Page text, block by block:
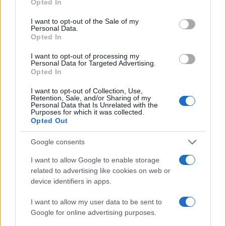
use your data for below specified purposes in below Google
consent section.
Opted In
I want to opt-out of the Sale of my
Personal Data.
Opted In
I want to opt-out of processing my
Personal Data for Targeted Advertising.
Opted In
I want to opt-out of Collection, Use,
Retention, Sale, and/or Sharing of my
Personal Data that Is Unrelated with the
Purposes for which it was collected.
Opted Out
Google consents
I want to allow Google to enable storage
related to advertising like cookies on web or
device identifiers in apps.
I want to allow my user data to be sent to
Google for online advertising purposes.
50 /50
Υποβολή σχολίου
Όροι Χρήσης
Πολιτική Απορρήτου&Όροι Χρήσηςτης Google.
ΠΑΤΡΑ
ΦΑΚΕΛΟΣ
Share:
Ακολουθήστε το Νewsit.gr στοGoogle News
ενημερωθείτε πρώτοι για όλη την ειδησεογραφία και τα